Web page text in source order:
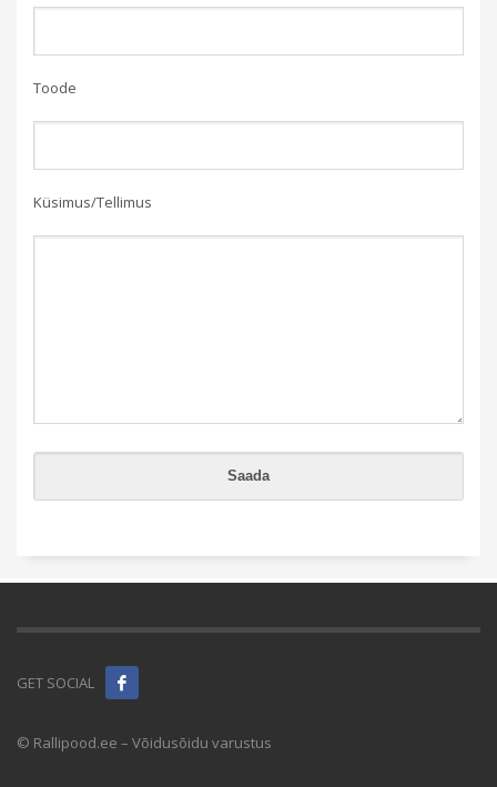
Toode
Küsimus/Tellimus
GET SOCIAL
© Rallipood.ee – Võidusõidu varustus